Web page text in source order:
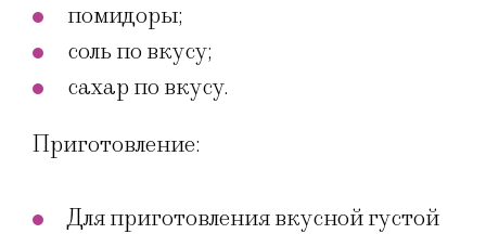
помидоры;
соль по вкусу;
сахар по вкусу.
Приготовление:
Для приготовления вкусной густой